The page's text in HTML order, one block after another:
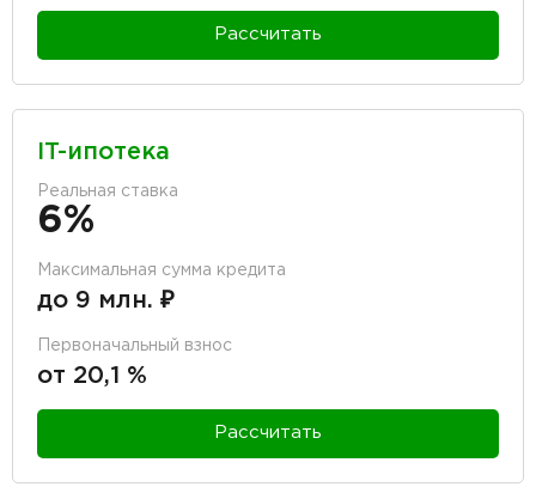
Рассчитать
IT-ипотека
Реальная ставка
6%
Максимальная сумма кредита
до 9 млн. ₽
Первоначальный взнос
от 20,1 %
Рассчитать